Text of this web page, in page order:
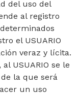
del uso del
al registro
el USUARIO
veraz y lícita.
USUARIO se le
la que será
un uso